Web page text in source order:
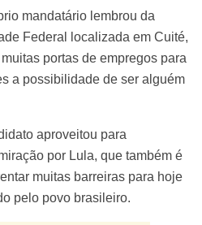
mandatário lembrou da
Federal localizada em Cuité,
portas de empregos para
a possibilidade de ser alguém
aproveitou para
por Lula, que também é
muitas barreiras para hoje
pelo povo brasileiro.